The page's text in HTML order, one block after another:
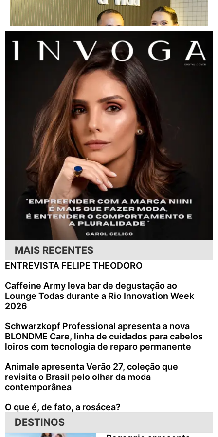
MAIS RECENTES
ENTREVISTA FELIPE THEODORO
Caffeine Army leva bar de degustação ao
Lounge Todas durante a Rio Innovation Week
2026
Schwarzkopf Professional apresenta a nova
BLONDME Care, linha de cuidados para cabelos
loiros com tecnologia de reparo permanente
Animale apresenta Verão 27, coleção que
revisita o Brasil pelo olhar da moda
contemporânea
O que é, de fato, a rosácea?
DESTINOS